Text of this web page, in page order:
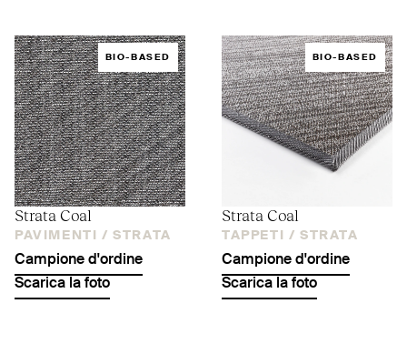
BIO-BASED
Strata Coal
PAVIMENTI / STRATA
Campione d'ordine
Scarica la foto
BIO-BASED
Strata Coal
TAPPETI / STRATA
Campione d'ordine
Scarica la foto